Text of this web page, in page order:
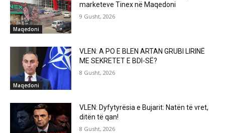
Maqedoni
marketeve Tinex në Maqedoni
9 Gusht, 2026
Maqedoni
VLEN: A PO E BLEN ARTAN GRUBI LIRINË
ME SEKRETET E BDI-SË?
8 Gusht, 2026
VLEN: Dyfytyrësia e Bujarit: Natën të vret,
ditën të qan!
8 Gusht, 2026